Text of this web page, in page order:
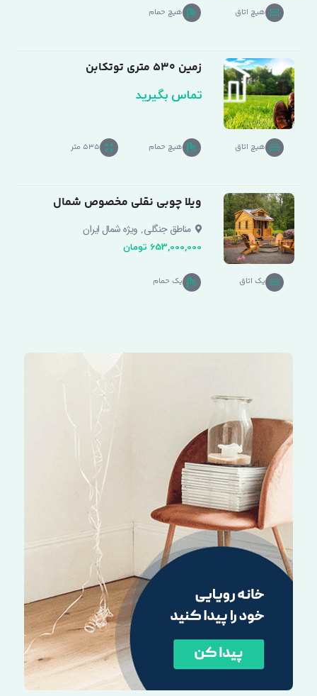
هیچ اتاق هیچ حمام
زمین 530 متری توتکابن
تماس بگیرید
هیچ اتاق هیچ حمام 535 متر
ویلا چوبی نقلی مخصوص شمال
مناطق جنگلی, ویژه شمال ایران
653,000,000 تومان
یک اتاق یک حمام